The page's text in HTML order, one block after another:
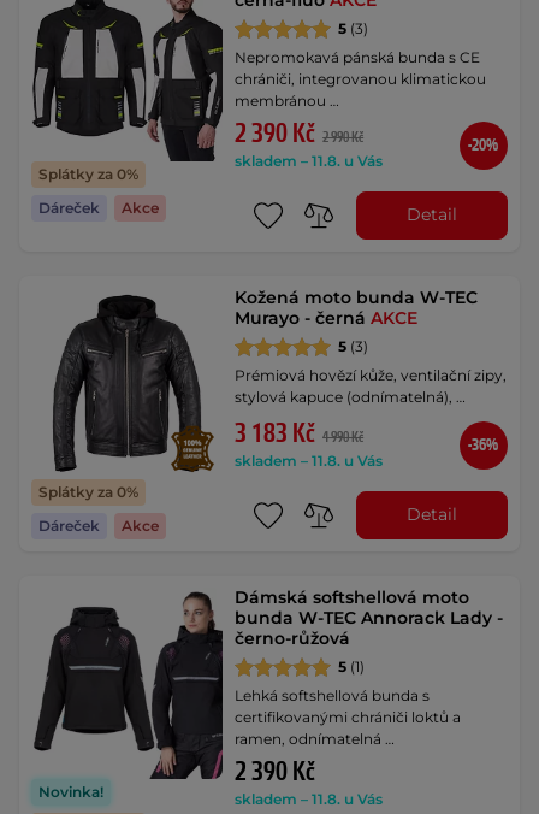
Splátky za 0%
Dáreček
Akce
5 (3)
Nepromokavá pánská bunda s CE
chrániči, integrovanou klimatickou
membránou …
2 390 Kč 2 990 Kč
skladem – 11.8. u Vás
-20%
Detail
Splátky za 0%
Dáreček
Akce
Kožená moto bunda W-TEC
Murayo - černáAKCE
5 (3)
Prémiová hovězí kůže, ventilační zipy,
stylová kapuce (odnímatelná), …
3 183 Kč 4 990 Kč
skladem – 11.8. u Vás
-36%
Detail
Novinka!
Dámská softshellová moto
bunda W-TEC Annorack Lady -
černo-růžová
5 (1)
Lehká softshellová bunda s
certifikovanými chrániči loktů a
ramen, odnímatelná …
2 390 Kč
skladem – 11.8. u Vás